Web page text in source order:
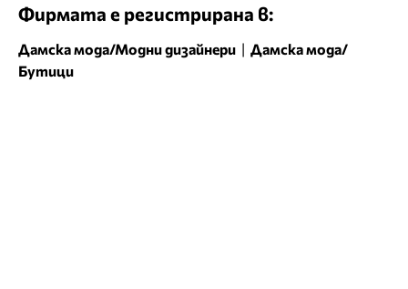
Фирмата е регистрирана в:
Дамска мода/Модни дизайнери | Дамска мода/
Бутици